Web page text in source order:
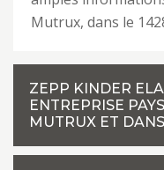
Mutrux, dans le
ZEPP KINDER
ENTREPRISE
MUTRUX ET